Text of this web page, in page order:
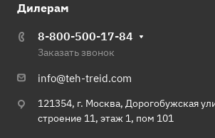
Дилерам
8-800-500-17-84
Заказать звонок
info@teh-treid.com
121354, г. Москва, Дорогобужская
строение 11, этаж 1, пом 101